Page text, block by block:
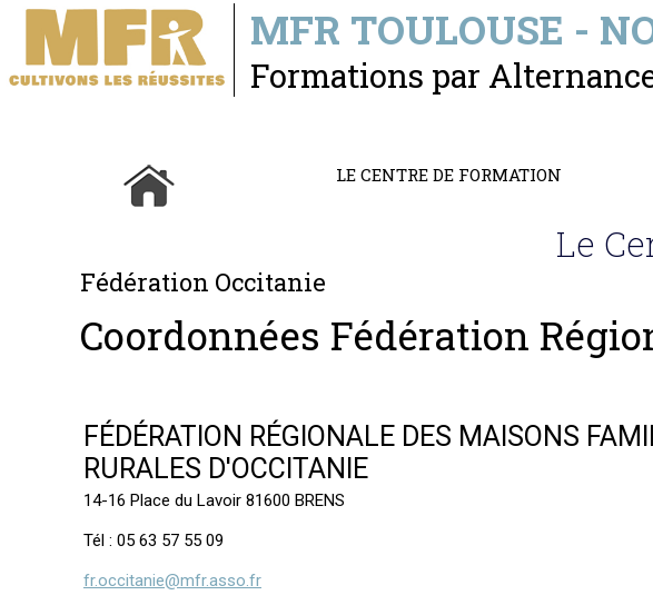
MFR TOULOUSE -
Formations par
LE CENTRE DE FORMATION
Le
Fédération Occitanie
Coordonnées Fédération
FÉDÉRATION RÉGIONALE DES MAISONS
RURALES D'OCCITANIE
14-16 Place du Lavoir 81600 BRENS
Tél : 05 63 57 55 09
fr.occitanie@mfr.asso.fr